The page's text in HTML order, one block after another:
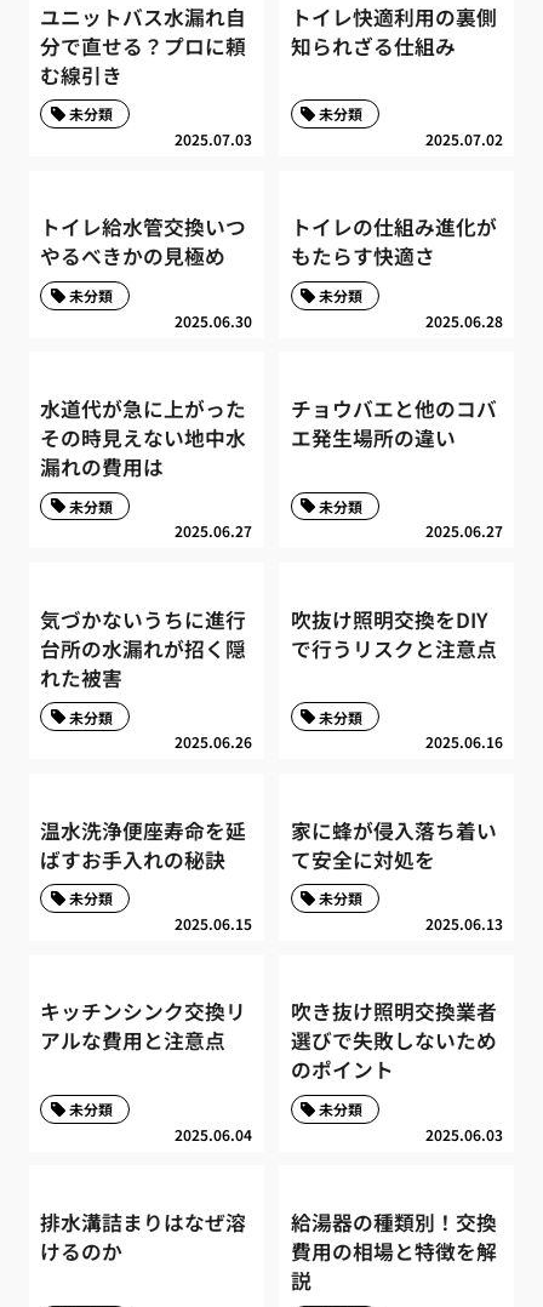
ユニットバス水漏れ自
分で直せる？プロに頼
む線引き
2025.07.03
未分類
トイレ快適利用の裏側
知られざる仕組み
2025.07.02
未分類
トイレ給水管交換いつ
やるべきかの見極め
2025.06.30
未分類
トイレの仕組み進化が
もたらす快適さ
2025.06.28
未分類
水道代が急に上がった
その時見えない地中水
漏れの費用は
2025.06.27
未分類
チョウバエと他のコバ
エ発生場所の違い
2025.06.27
未分類
気づかないうちに進行
台所の水漏れが招く隠
れた被害
2025.06.26
未分類
吹抜け照明交換をDIY
で行うリスクと注意点
2025.06.16
未分類
温水洗浄便座寿命を延
ばすお手入れの秘訣
2025.06.15
未分類
家に蜂が侵入落ち着い
て安全に対処を
2025.06.13
未分類
キッチンシンク交換リ
アルな費用と注意点
2025.06.04
未分類
吹き抜け照明交換業者
選びで失敗しないため
のポイント
2025.06.03
未分類
排水溝詰まりはなぜ溶
けるのか
給湯器の種類別！交換
費用の相場と特徴を解
説